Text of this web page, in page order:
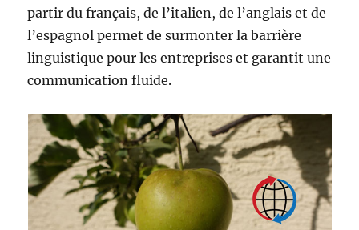
partir du français, de l’italien, de l’anglais et de
l’espagnol permet de surmonter la barrière
linguistique pour les entreprises et garantit une
communication fluide.